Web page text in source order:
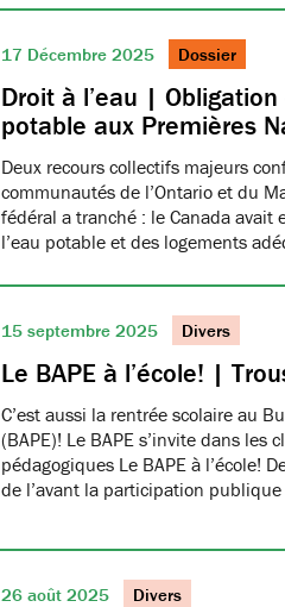
17 Décembre 2025 Dossier
Droit à l’eau |
potable aux Premières
Deux recours collectifs majeurs
communautés de l’Ontario et du
fédéral a tranché : le Canada
l’eau potable et des logements
15 septembre 2025 Divers
Le BAPE à l’école! |
C’est aussi la rentrée scolaire au
(BAPE)! Le BAPE s’invite dans les
pédagogiques Le BAPE à l’école!
de l’avant la participation
26 août 2025 Divers